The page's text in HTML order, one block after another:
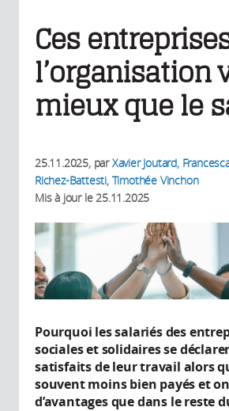
Ces
l’organisation
mieux que le
25.11.2025, parXavier Joutard,
Richez-Battesti, Timothée Vinchon
Mis à jour le25.11.2025
Pourquoi les salariés des
sociales et solidaires se
satisfaits de leur travail alors
souvent moins bien payés et
d’avantages que dans le reste